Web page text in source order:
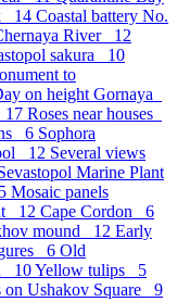
14 Coastal battery No.
River 12
sakura 10
to
on height Gornaya
17 Roses near houses
6 Sophora
12 Several views
Marine Plant
Mosaic panels
12 Cape Cordon 6
mound 12 Early
6 Old
10Yellow tulips 5
on Ushakov Square 9